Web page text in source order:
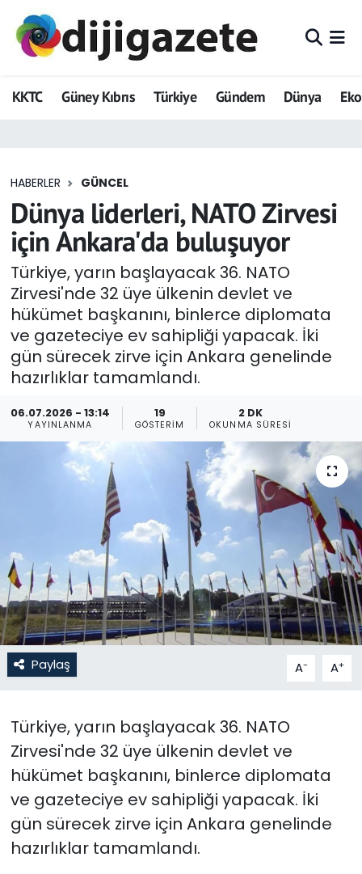
KKTC Güney Kıbrıs Türkiye Gündem Dünya
HABERLER GÜNCEL
Dünya liderleri, NATO Zirvesi
için Ankara'da buluşuyor
Türkiye, yarın başlayacak 36. NATO
Zirvesi'nde 32 üye ülkenin devlet ve
hükümet başkanını, binlerce diplomata
ve gazeteciye ev sahipliği yapacak. İki
gün sürecek zirve için Ankara genelinde
hazırlıklar tamamlandı.
06.07.2026 - 13:14
YAYINLANMA
19
GÖSTERIM
2 DK
OKUNMA SÜRESI
Paylaş A- A+
Türkiye, yarın başlayacak 36. NATO
Zirvesi'nde 32 üye ülkenin devlet ve
hükümet başkanını, binlerce diplomata
ve gazeteciye ev sahipliği yapacak. İki
gün sürecek zirve için Ankara genelinde
hazırlıklar tamamlandı.
ADVERTORIAL
Dijigazete
Eğitim
Ekonomi
Foto Galeri
GEZİ
Güncel
KKTC
KKTC YEREL SEÇİM 2018
Kültür Sanat
Magazin
Moda
Nöbetçi Eczaneler
Otomobil Dünyası
Politika
SAĞLIK
Spor
Teknoloji
Hava Durumu
Trafik Durumu
Tüm Manşetler
Son Dakika Haberleri
Haber Arşivi